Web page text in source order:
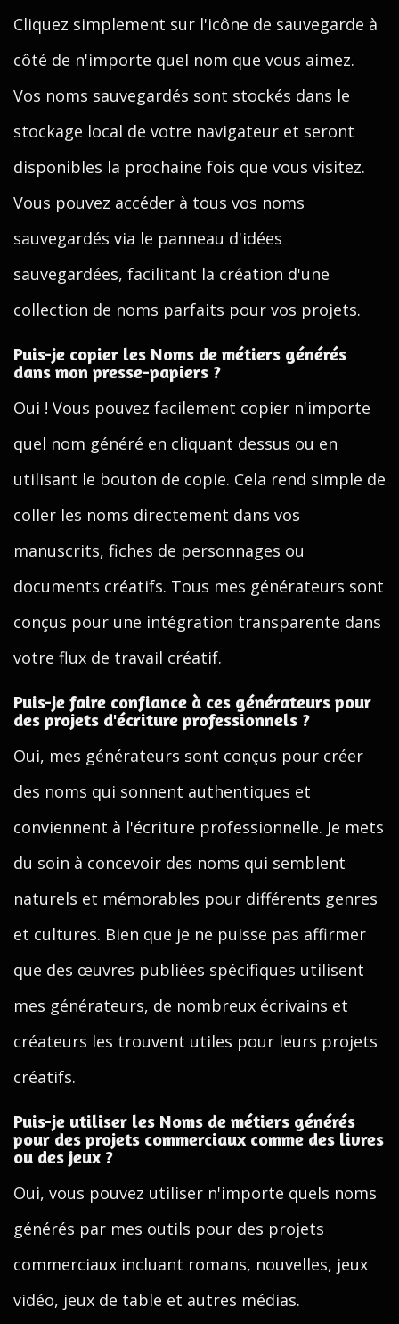
Cliquez simplement sur l'icône de sauvegarde à
côté de n'importe quel nom que vous aimez.
Vos noms sauvegardés sont stockés dans le
stockage local de votre navigateur et seront
disponibles la prochaine fois que vous visitez.
Vous pouvez accéder à tous vos noms
sauvegardés via le panneau d'idées
sauvegardées, facilitant la création d'une
collection de noms parfaits pour vos projets.
Puis-je copier les Noms de métiers générés
dans mon presse-papiers ?
Oui ! Vous pouvez facilement copier n'importe
quel nom généré en cliquant dessus ou en
utilisant le bouton de copie. Cela rend simple de
coller les noms directement dans vos
manuscrits, fiches de personnages ou
documents créatifs. Tous mes générateurs sont
conçus pour une intégration transparente dans
votre flux de travail créatif.
Puis-je faire confiance à ces générateurs pour
des projets d'écriture professionnels ?
Oui, mes générateurs sont conçus pour créer
des noms qui sonnent authentiques et
conviennent à l'écriture professionnelle. Je mets
du soin à concevoir des noms qui semblent
naturels et mémorables pour différents genres
et cultures. Bien que je ne puisse pas affirmer
que des œuvres publiées spécifiques utilisent
mes générateurs, de nombreux écrivains et
créateurs les trouvent utiles pour leurs projets
créatifs.
Puis-je utiliser les Noms de métiers générés
pour des projets commerciaux comme des livres
ou des jeux ?
Oui, vous pouvez utiliser n'importe quels noms
générés par mes outils pour des projets
commerciaux incluant romans, nouvelles, jeux
vidéo, jeux de table et autres médias.